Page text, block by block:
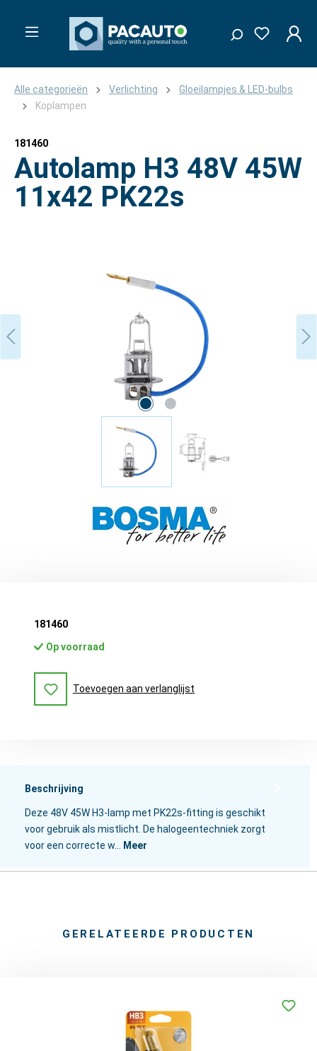
Alle categorieën Verlichting
Gloeilampjes & LED-bulbs
Koplampen
181460
Autolamp H3 48V 45W
11x42 PK22s
181460
Op voorraad
Toevoegen aan verlanglijst
Beschrijving
Deze 48V 45W H3-lamp met PK22s-fitting is geschikt
voor gebruik als mistlicht. De halogeentechniek zorgt
voor een correcte w…
Meer
GERELATEERDE PRODUCTEN